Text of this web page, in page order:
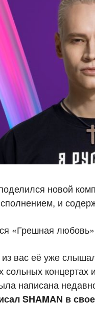
новой
и
«Грешная
вас её уже
написана
SHAMAN в